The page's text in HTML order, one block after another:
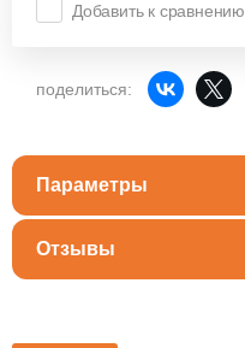
Добавить к сравнению
поделиться:
Параметры
Отзывы